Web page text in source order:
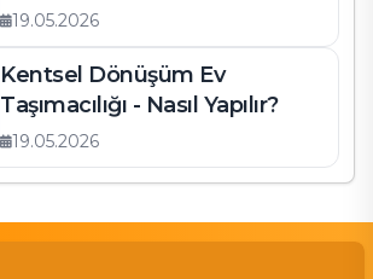
19.05.2026
Kentsel Dönüşüm Ev
Taşımacılığı - Nasıl Yapılır?
19.05.2026